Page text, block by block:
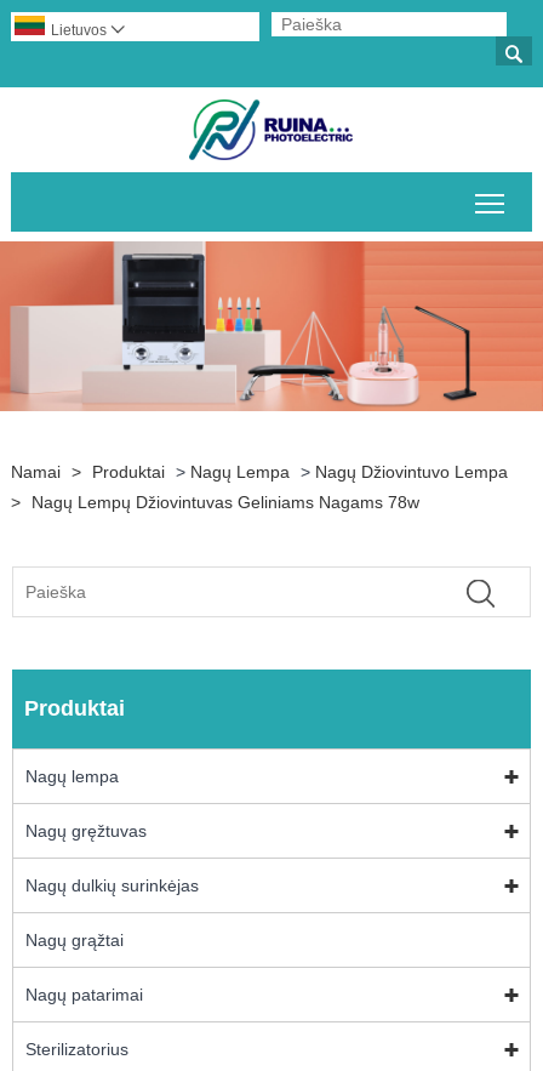

Lietuvos 
Namai > Produktai > Nagų Lempa > Nagų Džiovintuvo Lempa
>
Nagų Lempų Džiovintuvas Geliniams Nagams 78w
Produktai
Nagų lempa
Nagų gręžtuvas
Nagų dulkių surinkėjas
Nagų grąžtai
Nagų patarimai
Sterilizatorius